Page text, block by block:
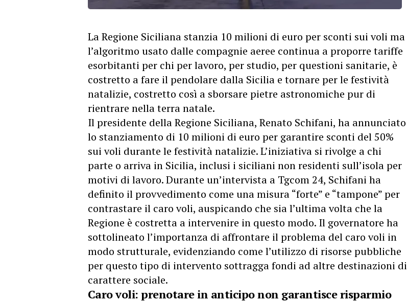
La Regione Siciliana stanzia 10 milioni di euro per sconti sui voli ma
l’algoritmo usato dalle compagnie aeree continua a proporre tariffe
esorbitanti per chi per lavoro, per studio, per questioni sanitarie, è
costretto a fare il pendolare dalla Sicilia e tornare per le festività
natalizie, costretto così a sborsare pietre astronomiche pur di
rientrare nella terra natale.
Il presidente della Regione Siciliana, Renato Schifani, ha annunciato
lo stanziamento di 10 milioni di euro per garantire sconti del 50%
sui voli durante le festività natalizie. L’iniziativa si rivolge a chi
parte o arriva in Sicilia, inclusi i siciliani non residenti sull’isola per
motivi di lavoro. Durante un’intervista a Tgcom 24, Schifani ha
definito il provvedimento come una misura “forte” e “tampone” per
contrastare il caro voli, auspicando che sia l’ultima volta che la
Regione è costretta a intervenire in questo modo. Il governatore ha
sottolineato l’importanza di affrontare il problema del caro voli in
modo strutturale, evidenziando come l’utilizzo di risorse pubbliche
per questo tipo di intervento sottragga fondi ad altre destinazioni di
carattere sociale.
Caro voli: prenotare in anticipo non garantisce risparmio